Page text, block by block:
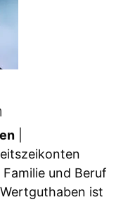
und Beruf
ist